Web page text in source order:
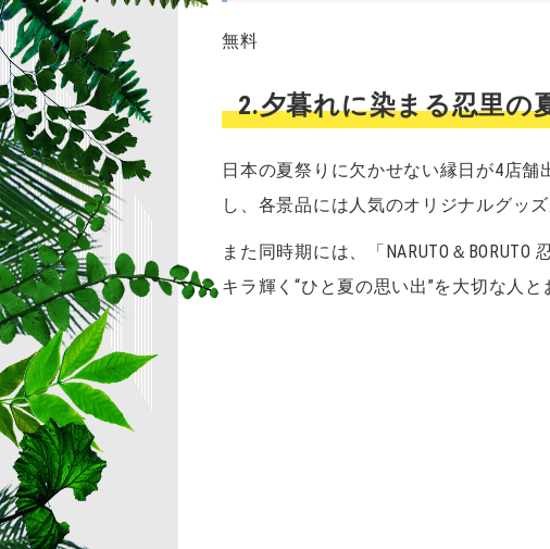
無料
2.夕暮れに染まる忍里の
日本の夏祭りに欠かせない縁日が4店舗
し、各景品には人気のオリジナルグッ
また同時期には、「NARUTO＆
キラ輝く“ひと夏の思い出”を大切な人